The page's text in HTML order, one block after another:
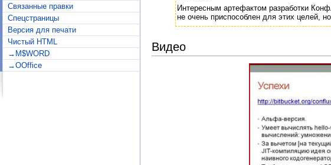
Связанные правки
Спецстраницы
Версия для печати
Чистый HTML
→M$WORD
→OOffice
Интересным артефактом разработки
не очень приспособлен для этих целей,
Видео